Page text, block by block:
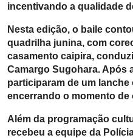
incentivando a qualidade
Nesta edição, o baile
quadrilha junina, com
casamento caipira,
Camargo Sugohara. Após
participaram de um
encerrando o momento de
Além da programação
recebeu a equipe da